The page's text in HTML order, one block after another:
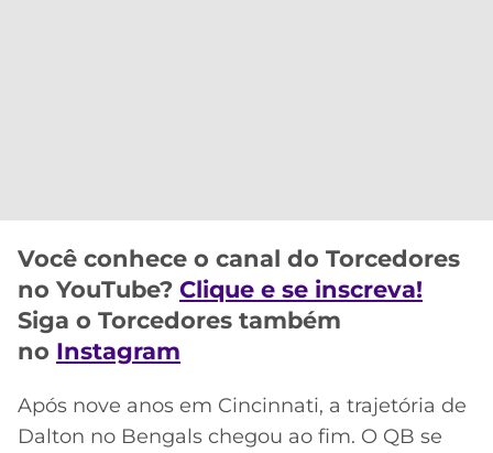
ONLINE
MELHORES
CASSINOS
ONLINE
2026
INTERNACIONAL
GRÊMIO
ATLÉTICO
MG
DOS
CAMPEÕES
LALIGA
Você conhece o canal do Torcedores
no YouTube? Clique e se inscreva!
Siga o Torcedores também
no Instagram
Após nove anos em Cincinnati, a trajetória de
Dalton no Bengals chegou ao fim. O QB se